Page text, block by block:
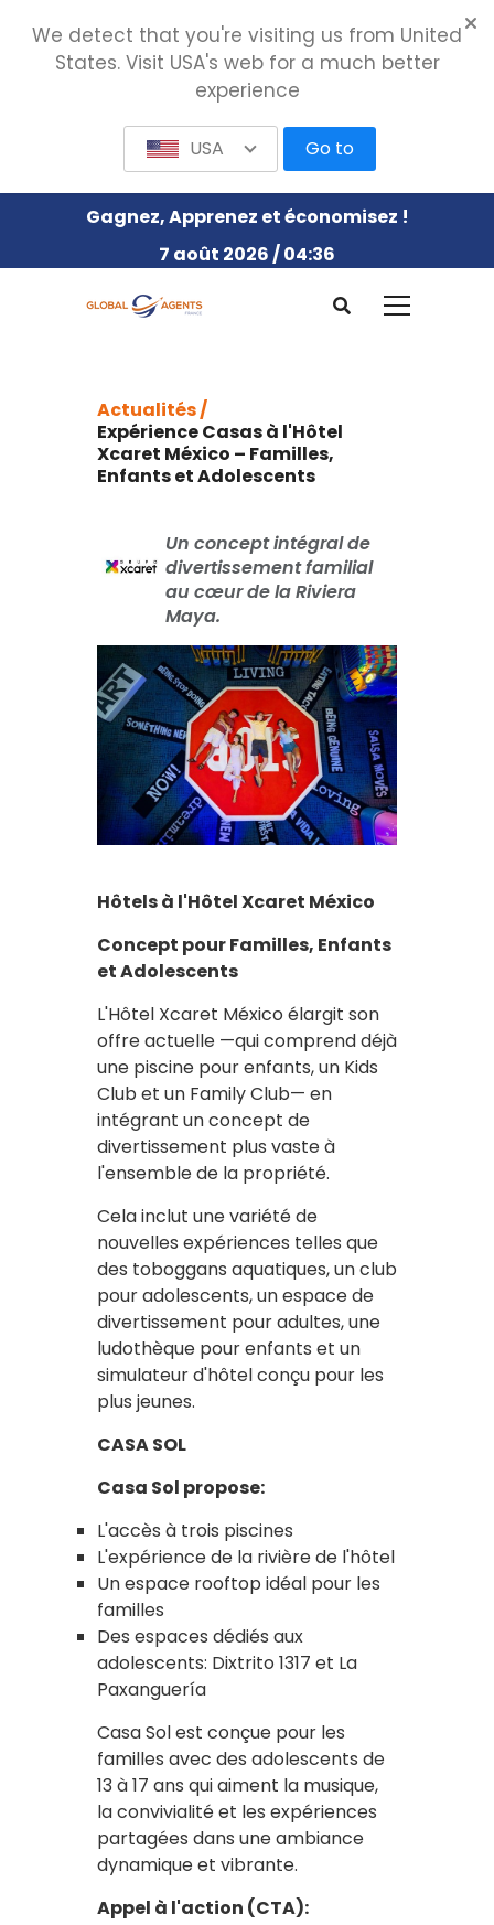
Gagnez, Apprenez et économisez !
7 août 2026 / 04:36
Actualités /
Expérience Casas à l'Hôtel
Xcaret México – Familles,
Enfants et Adolescents
Un concept intégral de
divertissement familial
au cœur de la Riviera
Maya.
Hôtels à l'Hôtel Xcaret México
Concept pour Familles, Enfants
et Adolescents
L'Hôtel Xcaret México élargit son
offre actuelle —qui comprend déjà
une piscine pour enfants, un Kids
Club et un Family Club— en
intégrant un concept de
divertissement plus vaste à
l'ensemble de la propriété.
Cela inclut une variété de
nouvelles expériences telles que
des toboggans aquatiques, un club
pour adolescents, un espace de
divertissement pour adultes, une
ludothèque pour enfants et un
simulateur d'hôtel conçu pour les
plus jeunes.
CASA SOL
Casa Sol propose:
L'accès à trois piscines
L'expérience de la rivière de l'hôtel
Un espace rooftop idéal pour les
familles
Des espaces dédiés aux
adolescents: Dixtrito 1317 et La
Paxanguería
Casa Sol est conçue pour les
familles avec des adolescents de
13 à 17 ans qui aiment la musique,
la convivialité et les expériences
partagées dans une ambiance
dynamique et vibrante.
Appel à l'action (CTA):
We detect that you're visiting us from United
States. Visit USA's web for a much better
experience
USA Go to